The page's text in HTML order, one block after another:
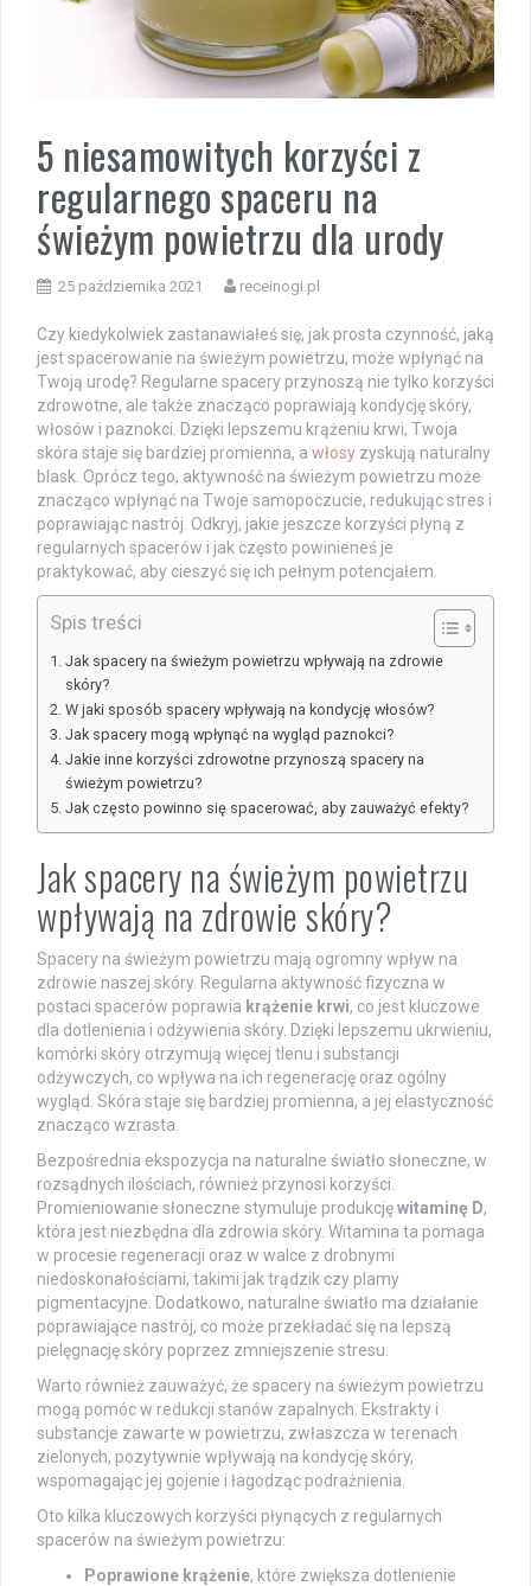
5 niesamowitych korzyści z
regularnego spaceru na
świeżym powietrzu dla urody
25 października 2021 receinogi.pl
Czy kiedykolwiek zastanawiałeś się, jak prosta czynność, jaką
jest spacerowanie na świeżym powietrzu, może wpłynąć na
Twoją urodę? Regularne spacery przynoszą nie tylko korzyści
zdrowotne, ale także znacząco poprawiają kondycję skóry,
włosów i paznokci. Dzięki lepszemu krążeniu krwi, Twoja
skóra staje się bardziej promienna, a włosy zyskują naturalny
blask. Oprócz tego, aktywność na świeżym powietrzu może
znacząco wpłynąć na Twoje samopoczucie, redukując stres i
poprawiając nastrój. Odkryj, jakie jeszcze korzyści płyną z
regularnych spacerów i jak często powinieneś je
praktykować, aby cieszyć się ich pełnym potencjałem.
Spis treści
Jak spacery na świeżym powietrzu wpływają na zdrowie
skóry?
W jaki sposób spacery wpływają na kondycję włosów?
Jak spacery mogą wpłynąć na wygląd paznokci?
Jakie inne korzyści zdrowotne przynoszą spacery na
świeżym powietrzu?
Jak często powinno się spacerować, aby zauważyć efekty?
Jak spacery na świeżym powietrzu
wpływają na zdrowie skóry?
Spacery na świeżym powietrzu mają ogromny wpływ na
zdrowie naszej skóry. Regularna aktywność fizyczna w
postaci spacerów poprawia krążenie krwi, co jest kluczowe
dla dotlenienia i odżywienia skóry. Dzięki lepszemu ukrwieniu,
komórki skóry otrzymują więcej tlenu i substancji
odżywczych, co wpływa na ich regenerację oraz ogólny
wygląd. Skóra staje się bardziej promienna, a jej elastyczność
znacząco wzrasta.
Bezpośrednia ekspozycja na naturalne światło słoneczne, w
rozsądnych ilościach, również przynosi korzyści.
Promieniowanie słoneczne stymuluje produkcjęwitaminę D,
która jest niezbędna dla zdrowia skóry. Witamina ta pomaga
w procesie regeneracji oraz w walce z drobnymi
niedoskonałościami, takimi jak trądzik czy plamy
pigmentacyjne. Dodatkowo, naturalne światło ma działanie
poprawiające nastrój, co może przekładać się na lepszą
pielęgnację skóry poprzez zmniejszenie stresu.
Warto również zauważyć, że spacery na świeżym powietrzu
mogą pomóc w redukcji stanów zapalnych. Ekstrakty i
substancje zawarte w powietrzu, zwłaszcza w terenach
zielonych, pozytywnie wpływają na kondycję skóry,
wspomagając jej gojenie i łagodząc podrażnienia.
Oto kilka kluczowych korzyści płynących z regularnych
spacerów na świeżym powietrzu:
Poprawione krążenie, które zwiększa dotlenienie